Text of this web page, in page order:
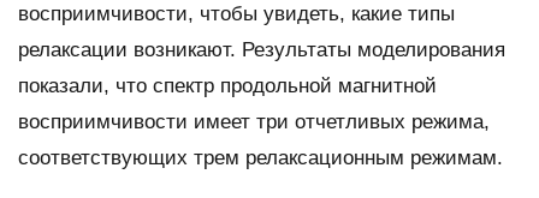
восприимчивости, чтобы увидеть, какие типы
релаксации возникают. Результаты моделирования
показали, что спектр продольной магнитной
восприимчивости имеет три отчетливых режима,
соответствующих трем релаксационным режимам.